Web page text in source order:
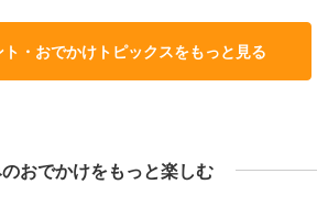
・おでかけトピックスをもっと見る
おでかけをもっと楽しむ